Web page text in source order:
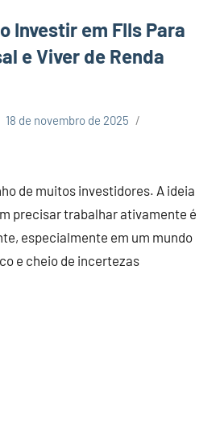
Investir em FIIs Para
e Viver de Renda
18 de novembro de 2025
de muitos investidores. A ideia
precisar trabalhar ativamente é
especialmente em um mundo
e cheio de incertezas